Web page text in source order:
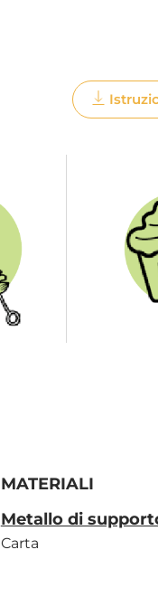
MATERIALI
Metallo di
Carta